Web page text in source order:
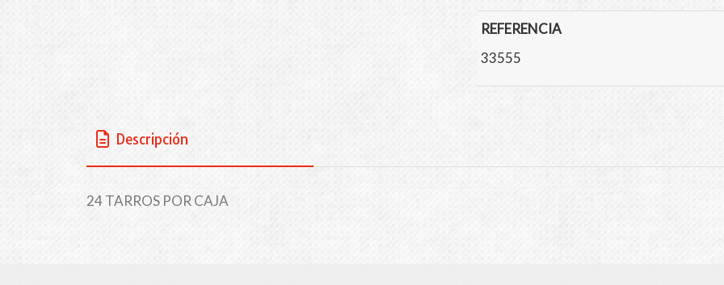
REFERENCIA
33555
Descripción
24 TARROS POR CAJA